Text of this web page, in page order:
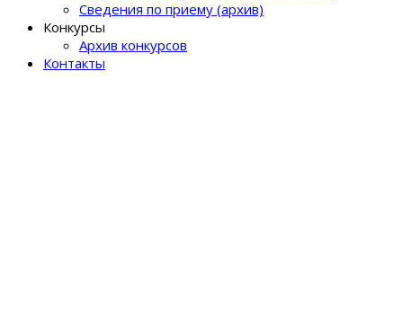
Сведения по приему (архив)
Конкурсы
Архив конкурсов
Контакты